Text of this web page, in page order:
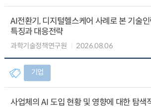
AI전환기, 디지털헬스케어 사례로 본 기술
특징과 대응전략
과학기술정책연구원 2026.08.06
기업
사업체의 AI 도입 현황 및 영향에 대한 탐색